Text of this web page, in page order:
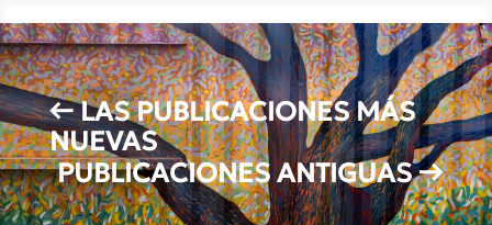
←LAS PUBLICACIONES MÁS
NUEVAS
PUBLICACIONES ANTIGUAS→